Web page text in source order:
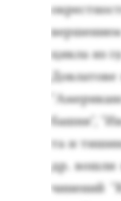
цик­ла из
баш­ня",
та и
др. вош­ли
чине­ний